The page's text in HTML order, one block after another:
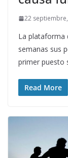
22
La plataforma
semanas sus
primer puesto
Read More